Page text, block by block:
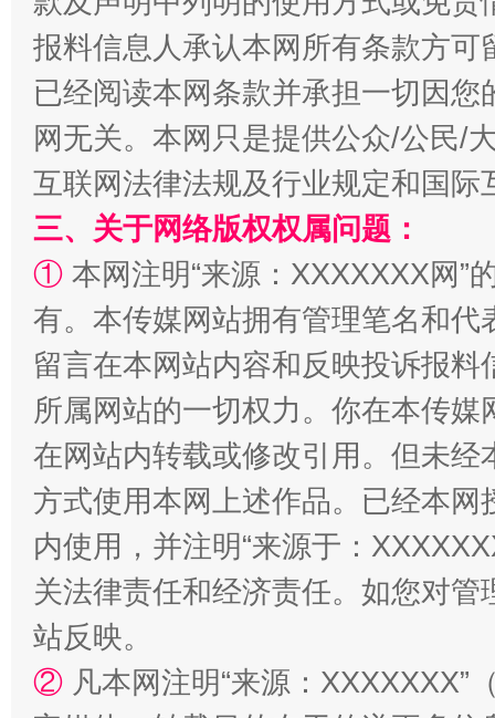
扯下公款旅游的“隐身衣”
“蜀中异人”王建安的艺术幻境
报料信息人承认本网所有条款方
已经阅读本网条款并承担一切因
网无关。本网只是提供公众/公民/
互联网法律法规及行业规定和国
三、关于网络版权权属问题：
① 本网注明“来源：XXXXXXX网”
有。本传媒网站拥有管理笔名和
留言在本网站内容和反映投诉报
所属网站的一切权力。你在本传
在网站内转载或修改引用。但未
方式使用本网上述作品。已经本
内使用，并注明“来源于：
关法律责任和经济责任。如您对
站反映。
② 凡本网注明“来源：